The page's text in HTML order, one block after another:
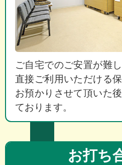
ご自宅でのご安置が難
直接ご利用いただける
お預かりさせて頂いた
ております。
お打ち